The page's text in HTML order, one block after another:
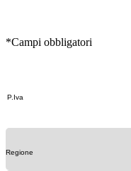
*Campi obbligatori